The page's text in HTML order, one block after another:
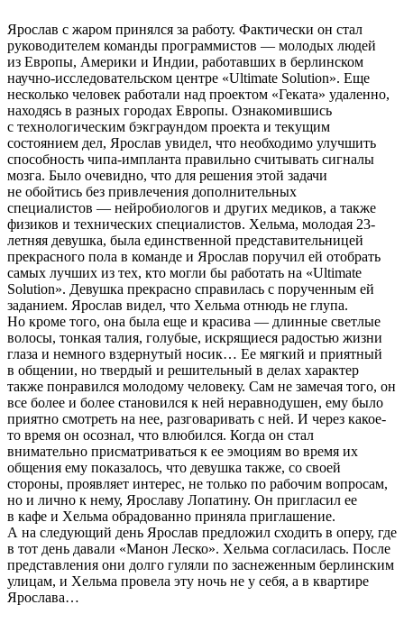
Ярослав с жаром принялся за работу. Фактически он стал
руководителем команды программистов — молодых людей
из Европы, Америки и Индии, работавших в берлинском
научно-исследовательском центре «Ultimate Solution». Еще
несколько человек работали над проектом «Геката» удаленно,
находясь в разных городах Европы. Ознакомившись
с технологическим бэкграундом проекта и текущим
состоянием дел, Ярослав увидел, что необходимо улучшить
способность чипа-импланта правильно считывать сигналы
мозга. Было очевидно, что для решения этой задачи
не обойтись без привлечения дополнительных
специалистов — нейробиологов и других медиков, а также
физиков и технических специалистов. Хельма, молодая 23-
летняя девушка, была единственной представительницей
прекрасного пола в команде и Ярослав поручил ей отобрать
самых лучших из тех, кто могли бы работать на «Ultimate
Solution». Девушка прекрасно справилась с порученным ей
заданием. Ярослав видел, что Хельма отнюдь не глупа.
Но кроме того, она была еще и красива — длинные светлые
волосы, тонкая талия, голубые, искрящиеся радостью жизни
глаза и немного вздернутый носик… Ее мягкий и приятный
в общении, но твердый и решительный в делах характер
также понравился молодому человеку. Сам не замечая того, он
все более и более становился к ней неравнодушен, ему было
приятно смотреть на нее, разговаривать с ней. И через какое-
то время он осознал, что влюбился. Когда он стал
внимательно присматриваться к ее эмоциям во время их
общения ему показалось, что девушка также, со своей
стороны, проявляет интерес, не только по рабочим вопросам,
но и лично к нему, Ярославу Лопатину. Он пригласил ее
в кафе и Хельма обрадованно приняла приглашение.
А на следующий день Ярослав предложил сходить в оперу, где
в тот день давали «Манон Леско». Хельма согласилась. После
представления они долго гуляли по заснеженным берлинским
улицам, и Хельма провела эту ночь не у себя, а в квартире
Ярослава…